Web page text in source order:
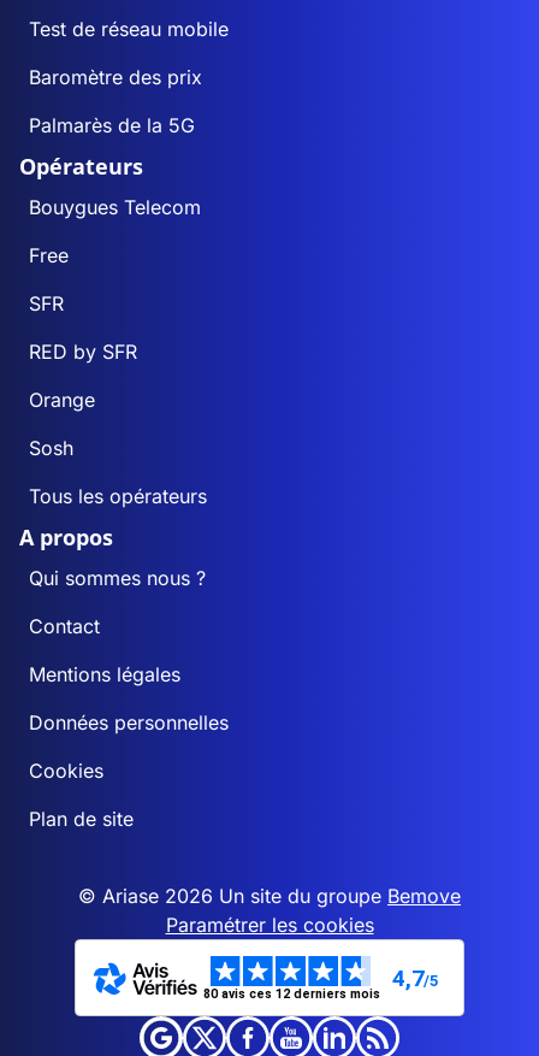
Test de réseau mobile
Baromètre des prix
Palmarès de la 5G
Opérateurs
Bouygues Telecom
Free
SFR
RED by SFR
Orange
Sosh
Tous les opérateurs
A propos
Qui sommes nous ?
Contact
Mentions légales
Données personnelles
Cookies
Plan de site
© Ariase 2026 Un site du groupe Bemove
Paramétrer les cookies
80 avis ces 12 derniers mois
4,7/5